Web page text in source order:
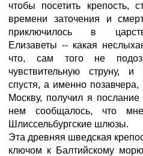
чтобы посетить крепость,
времени заточения и
приключилось в
Елизаветы -- какая
что, сам того не
чувствительную струну,
спустя, а именно позавчера,
Москву, получил я
нем сообщалось, что
Шлиссельбургские шлюзы.
Эта древняя шведская
ключом к Балтийскому